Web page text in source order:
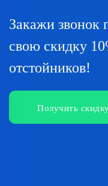
Закажи звонок
свою скидку
отстойников!
Получить